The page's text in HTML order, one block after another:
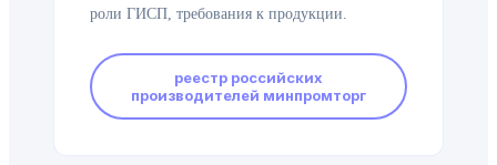
роли ГИСП, требования к продукции.
реестр российских
производителей минпромторг